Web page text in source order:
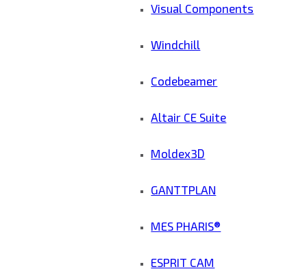
Visual Components
Windchill
Codebeamer
Altair CE Suite
Moldex3D
GANTTPLAN
MES PHARIS®
ESPRIT CAM